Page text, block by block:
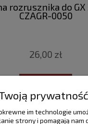
rozrusznika do
CZAGR-0050
26,00 zł
prywatność
im technologie
strony i pomagają